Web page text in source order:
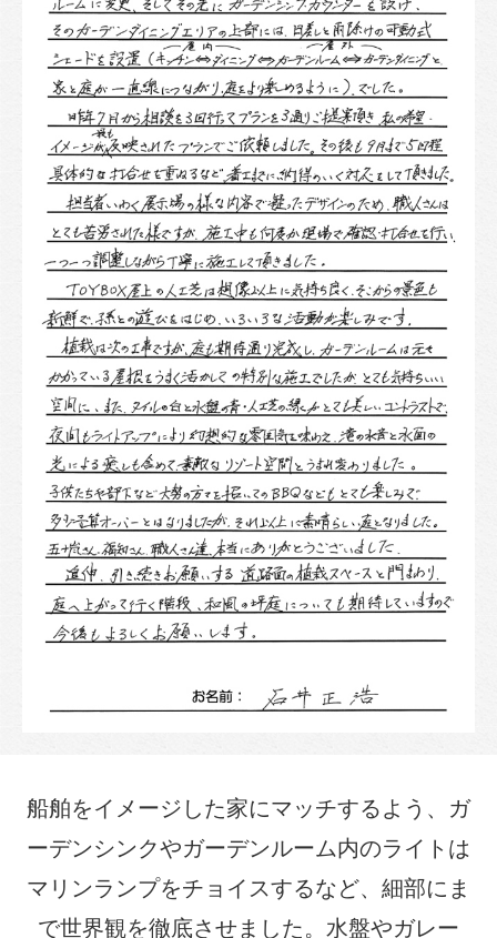
船舶をイメージした家にマッチするよう、ガ
ーデンシンクやガーデンルーム内のライトは
マリンランプをチョイスするなど、細部にま
で世界観を徹底させました。水盤やガレー